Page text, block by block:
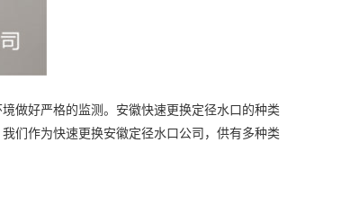
做好严格的监测。 安徽快速更换定径水口 的种类
们作为快速更换安徽定径水口公司 ，供有多种类